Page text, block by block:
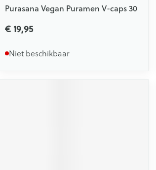
Purasana Vegan Puramen V-caps 30
€ 19,95
Niet beschikbaar